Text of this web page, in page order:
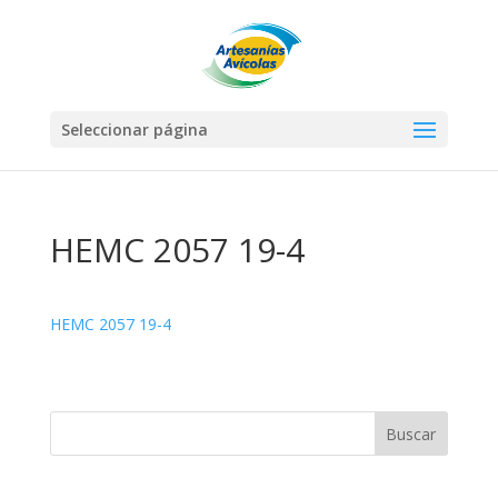
Seleccionar página
HEMC 2057 19-4
HEMC 2057 19-4